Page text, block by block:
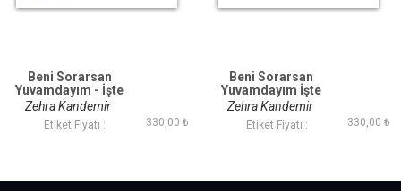
Beni Sorarsan
Yuvamdayım - İşte
Deniz Altı
Zehra Kandemir
Etiket Fiyatı : 330,00 ₺
Beni Sorarsan
Yuvamdayım İşte
Buzullar Kitap ve
Oyun Seti
Zehra Kandemir
Etiket Fiyatı : 330,00 ₺